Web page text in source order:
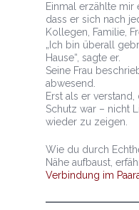
Einmal erzählte mir
dass er sich nach
Kollegen, Familie,
„Ich bin überall
Hause“, sagte er.
Seine Frau
abwesend.
Erst als er
Schutz war – nicht
wieder zu zeigen.
Wie du durch
Nähe aufbaust,
Verbindung im